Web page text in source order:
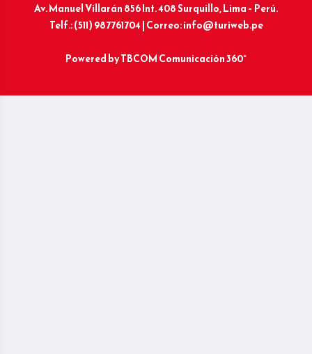
Av. Manuel Villarán 856 Int. 408 Surquillo, Lima – Perú.
Telf.: (511) 987761704 | Correo: info@turiweb.pe
Powered byTBCOM Comunicación 360°